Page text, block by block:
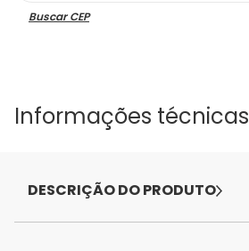
Buscar CEP
Informações técnicas
DESCRIÇÃO DO PRODUTO